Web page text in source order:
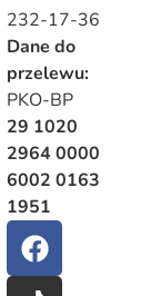
232-17-36
Dane do
przelewu:
PKO-BP
29 1020
2964 0000
6002 0163
1951